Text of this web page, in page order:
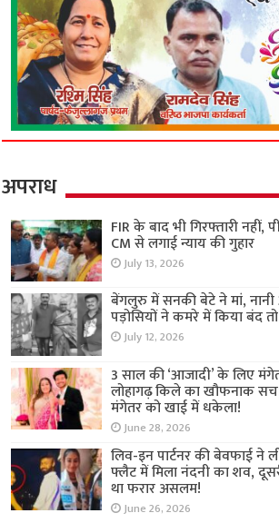
अपराध
FIR के बाद भी गिरफ्तारी नहीं,
CM से लगाई न्याय की गुहार
July 13, 2026
बेंगलुरु में सनकी बेटे ने मां, नानी
पड़ोसियों ने कमरे में किया बंद
July 12, 2026
3 साल की ‘आजादी’ के लिए
लोहागढ़ किले का खौफनाक
मंगेतर को खाई में धकेला!
June 28, 2026
लिव-इन पार्टनर की बेवफाई ने
फ्लैट में मिला नंदनी का शव,
था फरार असलम!
June 26, 2026